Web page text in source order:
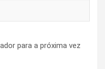
para a próxima vez